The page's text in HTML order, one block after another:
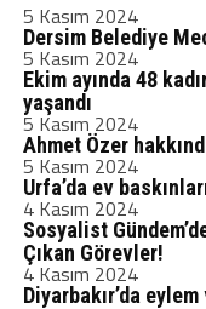
5 Kasım 2024
Dersim Belediye
5 Kasım 2024
Ekim ayında 48
yaşandı
5 Kasım 2024
Ahmet Özer
5 Kasım 2024
Urfa’da ev
4 Kasım 2024
Sosyalist
Çıkan Görevler!
4 Kasım 2024
Diyarbakır’da